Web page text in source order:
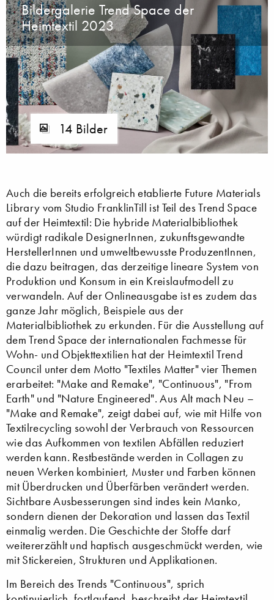
Bildergalerie Trend Space der
Heimtextil 2023
14 Bilder
Auch die bereits erfolgreich etablierte Future Materials
Library vom Studio FranklinTill ist Teil des Trend Space
auf der Heimtextil: Die hybride Materialbibliothek
würdigt radikale DesignerInnen, zukunftsgewandte
HerstellerInnen und umweltbewusste ProduzentInnen,
die dazu beitragen, das derzeitige lineare System von
Produktion und Konsum in ein Kreislaufmodell zu
verwandeln. Auf der Onlineausgabe ist es zudem das
ganze Jahr möglich, Beispiele aus der
Materialbibliothek zu erkunden. Für die Ausstellung auf
dem Trend Space der internationalen Fachmesse für
Wohn- und Objekttextilien hat der Heimtextil Trend
Council unter dem Motto "Textiles Matter" vier Themen
erarbeitet: "Make and Remake", "Continuous", "From
Earth" und "Nature Engineered". Aus Alt mach Neu –
"Make and Remake", zeigt dabei auf, wie mit Hilfe von
Textilrecycling sowohl der Verbrauch von Ressourcen
wie das Aufkommen von textilen Abfällen reduziert
werden kann. Restbestände werden in Collagen zu
neuen Werken kombiniert, Muster und Farben können
mit Überdrucken und Überfärben verändert werden.
Sichtbare Ausbesserungen sind indes kein Manko,
sondern dienen der Dekoration und lassen das Textil
einmalig werden. Die Geschichte der Stoffe darf
weitererzählt und haptisch ausgeschmückt werden, wie
mit Stickereien, Strukturen und Applikationen.
Im Bereich des Trends "Continuous", sprich